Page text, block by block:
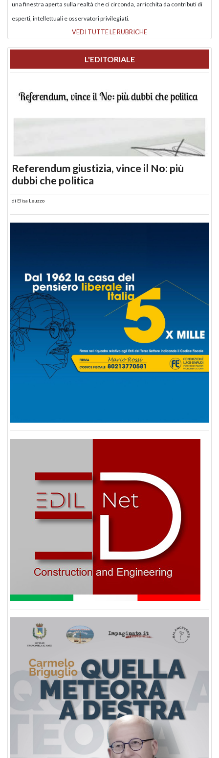
una finestra aperta sulla realtà che ci circonda, arricchita da contributi di
esperti, intellettuali e osservatori privilegiati.
VEDI TUTTE LE RUBRICHE
L'EDITORIALE
Referendum giustizia, vince il No: più
dubbi che politica
di Elisa Leuzzo